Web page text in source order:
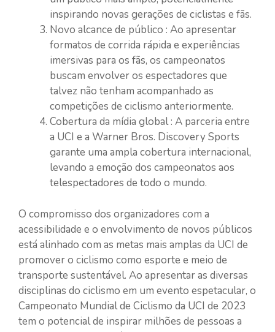
inspirando novas gerações de ciclistas e fãs.
Novo alcance de público : Ao apresentar
formatos de corrida rápida e experiências
imersivas para os fãs, os campeonatos
buscam envolver os espectadores que
talvez não tenham acompanhado as
competições de ciclismo anteriormente.
Cobertura da mídia global : A parceria entre
a UCI e a Warner Bros. Discovery Sports
garante uma ampla cobertura internacional,
levando a emoção dos campeonatos aos
telespectadores de todo o mundo.
O compromisso dos organizadores com a
acessibilidade e o envolvimento de novos públicos
está alinhado com as metas mais amplas da UCI de
promover o ciclismo como esporte e meio de
transporte sustentável. Ao apresentar as diversas
disciplinas do ciclismo em um evento espetacular, o
Campeonato Mundial de Ciclismo da UCI de 2023
tem o potencial de inspirar milhões de pessoas a